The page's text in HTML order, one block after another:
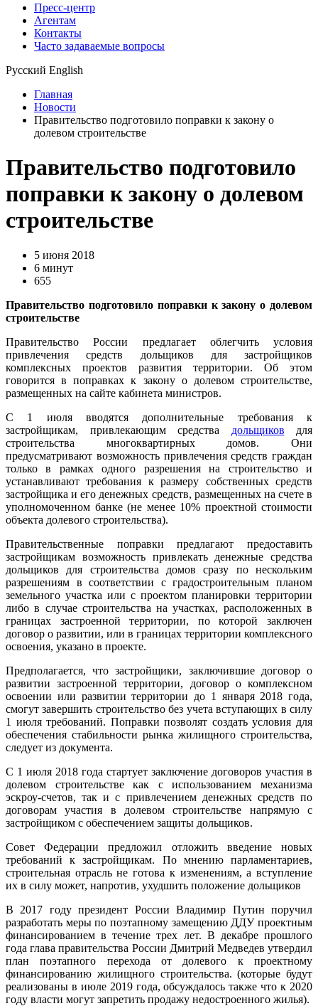
Пресс-центр
Агентам
Контакты
Часто задаваемые вопросы
Русский English
Главная
Новости
Правительство подготовило поправки к закону о
долевом строительстве
Правительство подготовило
поправки к закону о долевом
строительстве
5 июня 2018
6 минут
655
Правительство подготовило поправки к закону о долевом
строительстве
Правительство России предлагает облегчить условия
привлечения средств дольщиков для застройщиков
комплексных проектов развития территории. Об этом
говорится в поправках к закону о долевом строительстве,
размещенных на сайте кабинета министров.
С 1 июля вводятся дополнительные требования к
застройщикам, привлекающим средства дольщиков для
строительства многоквартирных домов. Они
предусматривают возможность привлечения средств граждан
только в рамках одного разрешения на строительство и
устанавливают требования к размеру собственных средств
застройщика и его денежных средств, размещенных на счете в
уполномоченном банке (не менее 10% проектной стоимости
объекта долевого строительства).
Правительственные поправки предлагают предоставить
застройщикам возможность привлекать денежные средства
дольщиков для строительства домов сразу по нескольким
разрешениям в соответствии с градостроительным планом
земельного участка или с проектом планировки территории
либо в случае строительства на участках, расположенных в
границах застроенной территории, по которой заключен
договор о развитии, или в границах территории комплексного
освоения, указано в проекте.
Предполагается, что застройщики, заключившие договор о
развитии застроенной территории, договор о комплексном
освоении или развитии территории до 1 января 2018 года,
смогут завершить строительство без учета вступающих в силу
1 июля требований. Поправки позволят создать условия для
обеспечения стабильности рынка жилищного строительства,
следует из документа.
C 1 июля 2018 года стартует заключение договоров участия в
долевом строительстве как с использованием механизма
эскроу-счетов, так и с привлечением денежных средств по
договорам участия в долевом строительстве напрямую с
застройщиком с обеспечением защиты дольщиков.
Совет Федерации предложил отложить введение новых
требований к застройщикам. По мнению парламентариев,
строительная отрасль не готова к изменениям, а вступление
их в силу может, напротив, ухудшить положение дольщиков
В 2017 году президент России Владимир Путин поручил
разработать меры по поэтапному замещению ДДУ проектным
финансированием в течение трех лет. В декабре прошлого
года глава правительства России Дмитрий Медведев утвердил
план поэтапного перехода от долевого к проектному
финансированию жилищного строительства. (которые будут
реализованы в июле 2019 года, обсуждалось также что к 2020
году власти могут запретить продажу недостроенного жилья).